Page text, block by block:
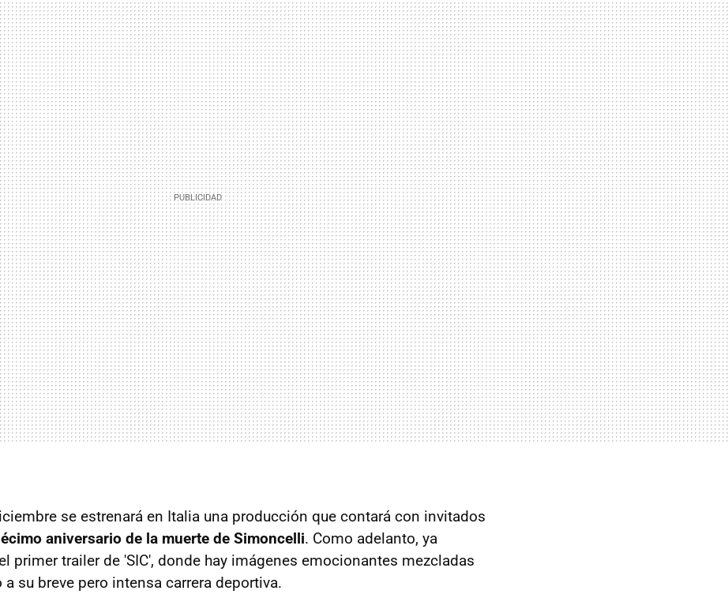
se estrenará en Italia una producción que contará con invitados
aniversario de la muerte de Simoncelli. Como adelanto, ya
primer trailer de 'SIC', donde hay imágenes emocionantes mezcladas
su breve pero intensa carrera deportiva.